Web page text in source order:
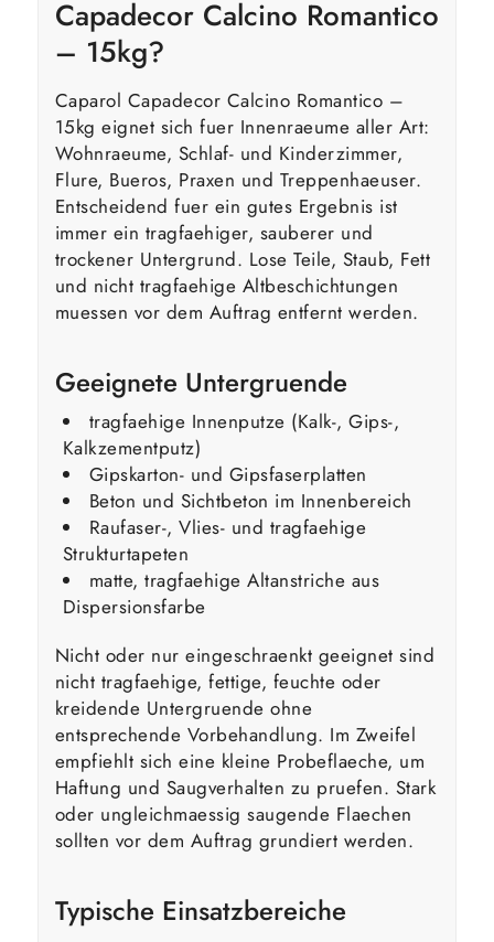
Capadecor Calcino Romantico
– 15kg?
Caparol Capadecor Calcino Romantico –
15kg eignet sich fuer Innenraeume aller Art:
Wohnraeume, Schlaf- und Kinderzimmer,
Flure, Bueros, Praxen und Treppenhaeuser.
Entscheidend fuer ein gutes Ergebnis ist
immer ein tragfaehiger, sauberer und
trockener Untergrund. Lose Teile, Staub, Fett
und nicht tragfaehige Altbeschichtungen
muessen vor dem Auftrag entfernt werden.
Geeignete Untergruende
tragfaehige Innenputze (Kalk-, Gips-,
Kalkzementputz)
Gipskarton- und Gipsfaserplatten
Beton und Sichtbeton im Innenbereich
Raufaser-, Vlies- und tragfaehige
Strukturtapeten
matte, tragfaehige Altanstriche aus
Dispersionsfarbe
Nicht oder nur eingeschraenkt geeignet sind
nicht tragfaehige, fettige, feuchte oder
kreidende Untergruende ohne
entsprechende Vorbehandlung. Im Zweifel
empfiehlt sich eine kleine Probeflaeche, um
Haftung und Saugverhalten zu pruefen. Stark
oder ungleichmaessig saugende Flaechen
sollten vor dem Auftrag grundiert werden.
Typische Einsatzbereiche